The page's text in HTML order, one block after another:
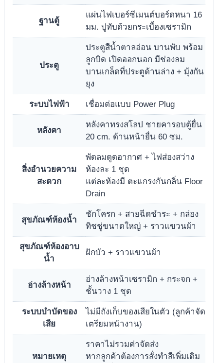
ฐานตู้
แผ่นไฟเบอร์ซีเมนต์บอร์ดหนา 16
มม. ปูทับด้วยกระเบื้องเซรามิก
ประตู
ประตูสีน้ำตาลอ่อน บานพับ พร้อม
ลูกบิด เปิดออกนอก มีช่องลม
บานเกล็ดที่ประตูด้านล่าง + มุ้งกัน
ยุง
ระบบไฟฟ้า เชื่อมต่อแบบ Power Plug
หลังคา
หลังคาทรงสโลป ชายคารอบตู้ยื่น
20 cm. ด้านหน้ายื่น 60 ซม.
สิ่งอำนวยความ
สะดวก
พัดลมดูดอากาศ + ไฟส่องสว่าง
ห้องละ 1 ชุด
แต่ละห้องมี ตะแกรงกันกลิ่น Floor
Drain
สุขภัณฑ์ห้องน้ำ
ชักโครก + สายฉีดชำระ + กล่อง
ทิชชู่ขนาดใหญ่ + ราวแขวนผ้า
สุขภัณฑ์ห้องอาบ
น้ำ
ฝักบัว + ราวแขวนผ้า
อ่างล้างหน้า
อ่างล้างหน้าเซรามิก + กระจก +
ชั้นวาง 1 ชุด
ระบบบำบัดของ
เสีย
ไม่มีถังเก็บของเสียในตัว (ลูกค้าจัด
เตรียมหน้างาน)
หมายเหตุ
ราคาไม่รวมค่าจัดส่ง
หากลูกค้าต้องการสั่งทำสีเพิ่มเติม